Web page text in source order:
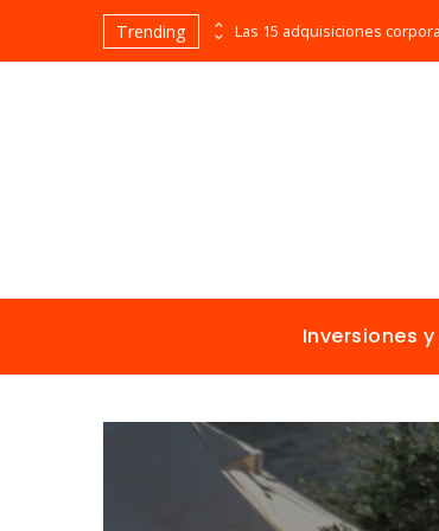
Trending El papel de Estocolmo en la promoción de un ambiente sano para todos
Inversiones